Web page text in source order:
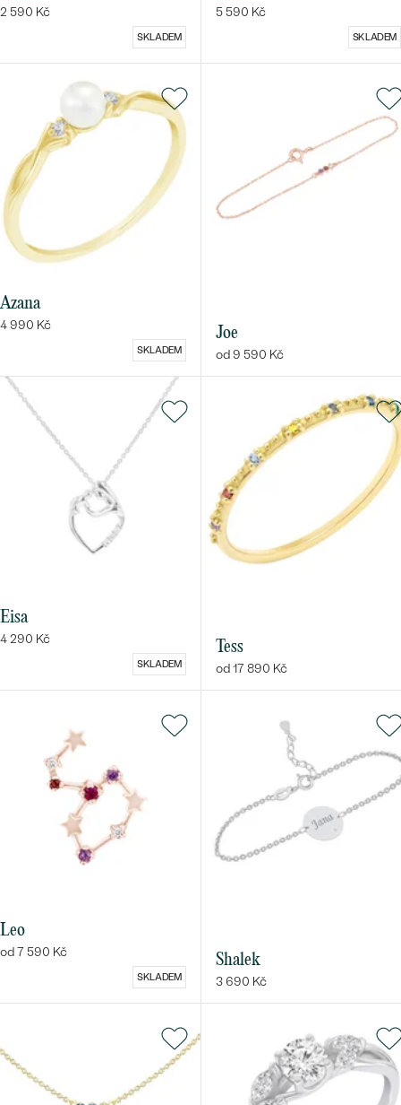
2 590 Kč
SKLADEM
5 590 Kč
SKLADEM
Azana
4 990 Kč
SKLADEM
Joe
od 9 590 Kč
Eisa
4 290 Kč
SKLADEM
Tess
od 17 890 Kč
Leo
od 7 590 Kč
SKLADEM
Shalek
3 690 Kč